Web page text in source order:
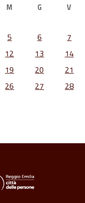
M G V
5 6 7
12 13 14
19 20 21
26 27 28